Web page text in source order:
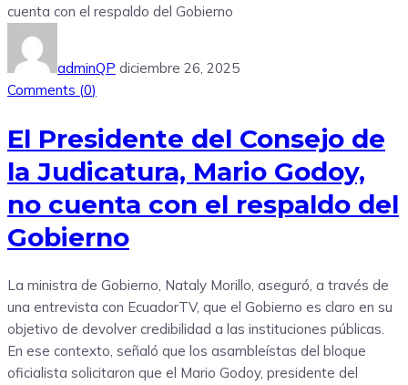
adminQP diciembre 26, 2025
Comments (0)
El Presidente del Consejo de
la Judicatura, Mario Godoy,
no cuenta con el respaldo del
Gobierno
La ministra de Gobierno, Nataly Morillo, aseguró, a través de
una entrevista con EcuadorTV, que el Gobierno es claro en su
objetivo de devolver credibilidad a las instituciones públicas.
En ese contexto, señaló que los asambleístas del bloque
oficialista solicitaron que el Mario Godoy, presidente del